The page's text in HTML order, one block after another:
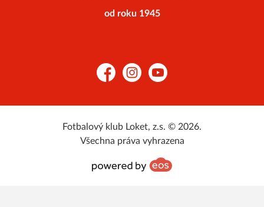
od roku 1945
FacebookInstagramYouTube
Fotbalový klub Loket, z.s. © 2026.
Všechna práva vyhrazena